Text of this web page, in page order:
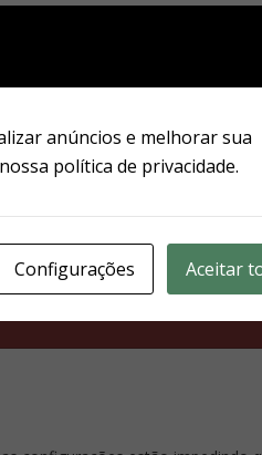
anúncios e melhorar sua
política de privacidade.
Configurações Aceitar